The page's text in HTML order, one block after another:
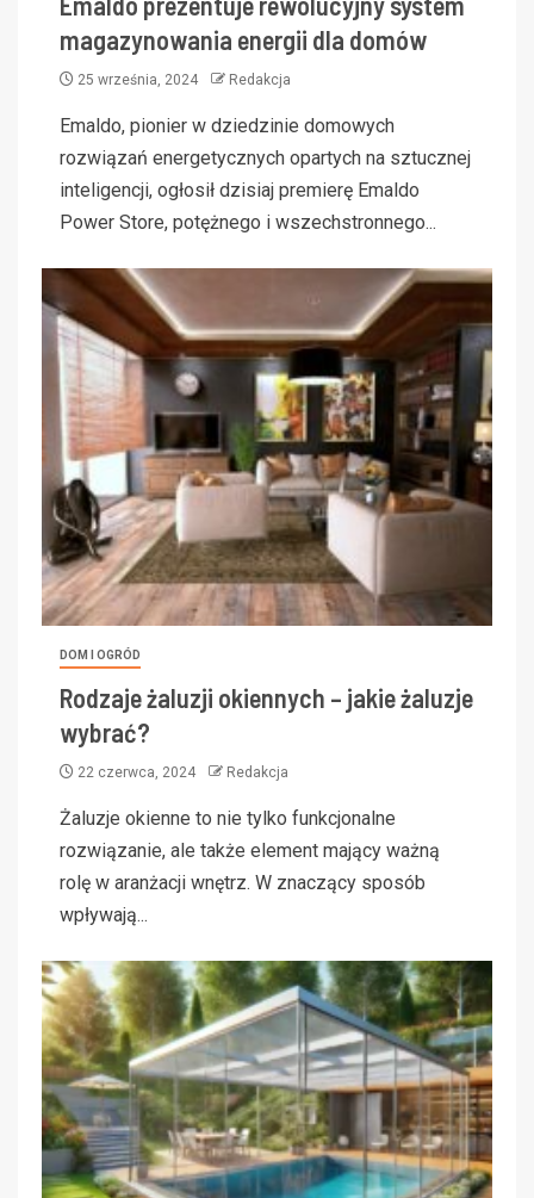
magazynowania energii dla domów
25 września, 2024 Redakcja
Emaldo, pionier w dziedzinie domowych
rozwiązań energetycznych opartych na sztucznej
inteligencji, ogłosił dzisiaj premierę Emaldo
Power Store, potężnego i wszechstronnego...
DOM I OGRÓD
Rodzaje żaluzji okiennych – jakie żaluzje
wybrać?
22 czerwca, 2024 Redakcja
Żaluzje okienne to nie tylko funkcjonalne
rozwiązanie, ale także element mający ważną
rolę w aranżacji wnętrz. W znaczący sposób
wpływają...